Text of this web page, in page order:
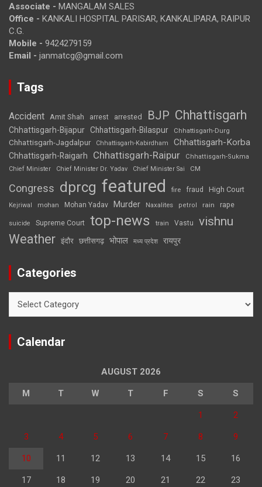
Associate - MANGALAM SALES
Office - KANKALI HOSPITAL PARISAR, KANKALIPARA, RAIPUR
C.G.
Mobile - 9424279159
Email - janmatcg@gmail.com
Tags
Accident Amit Shah arrest arrested BJP Chhattisgarh
Chhattisgarh-Bijapur Chhattisgarh-Bilaspur Chhattisgarh-Durg
Chhattisgarh-Jagdalpur Chhattisgarh-Kabirdham Chhattisgarh-Korba
Chhattisgarh-Raigarh Chhattisgarh-Raipur
Chhattisgarh-Sukma
Chief Minister
Chief Minister Dr. Yadav Chief Minister Sai CM
Congress dprcg featured fire fraud High Court
Kejriwal mohan Mohan Yadav Murder Naxalites petrol rain rape
suicide Supreme Court top-news train Vastu vishnu
Weather इंदौर छत्तीसगढ़ भोपाल मध्य प्रदेश रायपुर
Categories
Calendar
AUGUST 2026
M T W T F S S
1 2
3 4 5 6 7 8 9
10 11 12 13 14 15 16
17 18 19 20 21 22 23